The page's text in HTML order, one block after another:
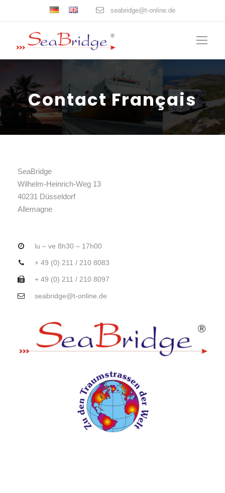
seabridge@t-online.de
Contact Français
SeaBridge
Wilhelm-Heinrich-Weg 13
40231 Düsseldorf
Allemagne
lu – ve 8h30 – 17h00
+ 49 (0) 211 / 210 8083
+ 49 (0) 211 / 210 8097
seabridge@t-online.de